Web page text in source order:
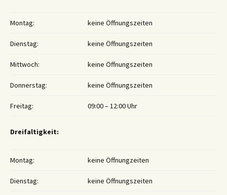
Montag: keine Öffnungszeiten
Dienstag: keine Öffnungszeiten
Mittwoch: keine Öffnungszeiten
Donnerstag: keine Öffnungszeiten
Freitag: 09:00 – 12:00 Uhr
Dreifaltigkeit:
Montag: keine Öffnungzeiten
Dienstag: keine Öffnungszeiten